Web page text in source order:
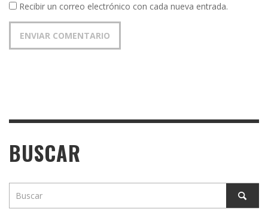
Recibir un correo electrónico con cada nueva entrada.
BUSCAR